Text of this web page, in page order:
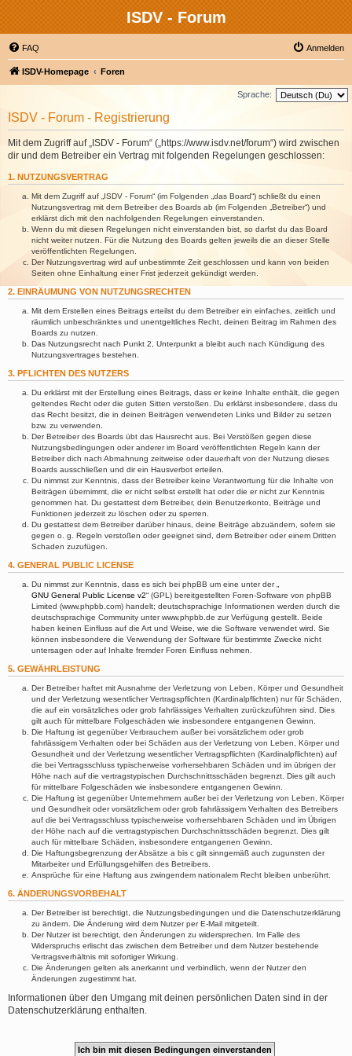
ISDV - Forum
FAQ Anmelden
ISDV-Homepage Foren
Sprache:
ISDV - Forum - Registrierung
Mit dem Zugriff auf „ISDV - Forum“ („https://www.isdv.net/forum“) wird zwischen
dir und dem Betreiber ein Vertrag mit folgenden Regelungen geschlossen:
1. NUTZUNGSVERTRAG
Mit dem Zugriff auf „ISDV - Forum“ (im Folgenden „das Board“) schließt du einen
Nutzungsvertrag mit dem Betreiber des Boards ab (im Folgenden „Betreiber“) und
erklärst dich mit den nachfolgenden Regelungen einverstanden.
Wenn du mit diesen Regelungen nicht einverstanden bist, so darfst du das Board
nicht weiter nutzen. Für die Nutzung des Boards gelten jeweils die an dieser Stelle
veröffentlichten Regelungen.
Der Nutzungsvertrag wird auf unbestimmte Zeit geschlossen und kann von beiden
Seiten ohne Einhaltung einer Frist jederzeit gekündigt werden.
2. EINRÄUMUNG VON NUTZUNGSRECHTEN
Mit dem Erstellen eines Beitrags erteilst du dem Betreiber ein einfaches, zeitlich und
räumlich unbeschränktes und unentgeltliches Recht, deinen Beitrag im Rahmen des
Boards zu nutzen.
Das Nutzungsrecht nach Punkt 2, Unterpunkt a bleibt auch nach Kündigung des
Nutzungsvertrages bestehen.
3. PFLICHTEN DES NUTZERS
Du erklärst mit der Erstellung eines Beitrags, dass er keine Inhalte enthält, die gegen
geltendes Recht oder die guten Sitten verstoßen. Du erklärst insbesondere, dass du
das Recht besitzt, die in deinen Beiträgen verwendeten Links und Bilder zu setzen
bzw. zu verwenden.
Der Betreiber des Boards übt das Hausrecht aus. Bei Verstößen gegen diese
Nutzungsbedingungen oder anderer im Board veröffentlichten Regeln kann der
Betreiber dich nach Abmahnung zeitweise oder dauerhaft von der Nutzung dieses
Boards ausschließen und dir ein Hausverbot erteilen.
Du nimmst zur Kenntnis, dass der Betreiber keine Verantwortung für die Inhalte von
Beiträgen übernimmt, die er nicht selbst erstellt hat oder die er nicht zur Kenntnis
genommen hat. Du gestattest dem Betreiber, dein Benutzerkonto, Beiträge und
Funktionen jederzeit zu löschen oder zu sperren.
Du gestattest dem Betreiber darüber hinaus, deine Beiträge abzuändern, sofern sie
gegen o. g. Regeln verstoßen oder geeignet sind, dem Betreiber oder einem Dritten
Schaden zuzufügen.
4. GENERAL PUBLIC LICENSE
Du nimmst zur Kenntnis, dass es sich bei phpBB um eine unter der „
GNU General Public License v2“ (GPL) bereitgestellten Foren-Software von phpBB
Limited (www.phpbb.com) handelt; deutschsprachige Informationen werden durch die
deutschsprachige Community unter www.phpbb.de zur Verfügung gestellt. Beide
haben keinen Einfluss auf die Art und Weise, wie die Software verwendet wird. Sie
können insbesondere die Verwendung der Software für bestimmte Zwecke nicht
untersagen oder auf Inhalte fremder Foren Einfluss nehmen.
5. GEWÄHRLEISTUNG
Der Betreiber haftet mit Ausnahme der Verletzung von Leben, Körper und Gesundheit
und der Verletzung wesentlicher Vertragspflichten (Kardinalpflichten) nur für Schäden,
die auf ein vorsätzliches oder grob fahrlässiges Verhalten zurückzuführen sind. Dies
gilt auch für mittelbare Folgeschäden wie insbesondere entgangenen Gewinn.
Die Haftung ist gegenüber Verbrauchern außer bei vorsätzlichem oder grob
fahrlässigem Verhalten oder bei Schäden aus der Verletzung von Leben, Körper und
Gesundheit und der Verletzung wesentlicher Vertragspflichten (Kardinalpflichten) auf
die bei Vertragsschluss typischerweise vorhersehbaren Schäden und im übrigen der
Höhe nach auf die vertragstypischen Durchschnittsschäden begrenzt. Dies gilt auch
für mittelbare Folgeschäden wie insbesondere entgangenen Gewinn.
Die Haftung ist gegenüber Unternehmern außer bei der Verletzung von Leben, Körper
und Gesundheit oder vorsätzlichem oder grob fahrlässigem Verhalten des Betreibers
auf die bei Vertragsschluss typischerweise vorhersehbaren Schäden und im Übrigen
der Höhe nach auf die vertragstypischen Durchschnittsschäden begrenzt. Dies gilt
auch für mittelbare Schäden, insbesondere entgangenen Gewinn.
Die Haftungsbegrenzung der Absätze a bis c gilt sinngemäß auch zugunsten der
Mitarbeiter und Erfüllungsgehilfen des Betreibers.
Ansprüche für eine Haftung aus zwingendem nationalem Recht bleiben unberührt.
6. ÄNDERUNGSVORBEHALT
Der Betreiber ist berechtigt, die Nutzungsbedingungen und die Datenschutzerklärung
zu ändern. Die Änderung wird dem Nutzer per E-Mail mitgeteilt.
Der Nutzer ist berechtigt, den Änderungen zu widersprechen. Im Falle des
Widerspruchs erlischt das zwischen dem Betreiber und dem Nutzer bestehende
Vertragsverhältnis mit sofortiger Wirkung.
Die Änderungen gelten als anerkannt und verbindlich, wenn der Nutzer den
Änderungen zugestimmt hat.
Informationen über den Umgang mit deinen persönlichen Daten sind in der
Datenschutzerklärung enthalten.